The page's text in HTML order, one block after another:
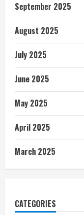
September 2025
August 2025
July 2025
June 2025
May 2025
April 2025
March 2025
CATEGORIES